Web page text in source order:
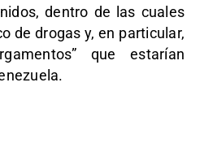
dentro de las cuales
de drogas y, en particular,
que estarían